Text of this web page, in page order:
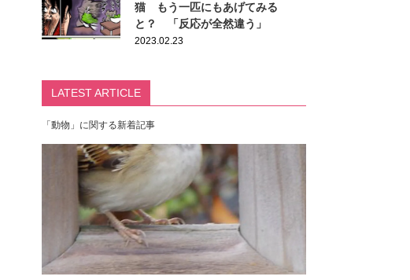
猫 もう一匹にもあげてみる
と？ 「反応が全然違う」
2023.02.23
LATEST ARTICLE
「動物」に関する新着記事